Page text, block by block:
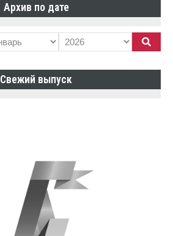
Архив по дате
Свежий выпуск